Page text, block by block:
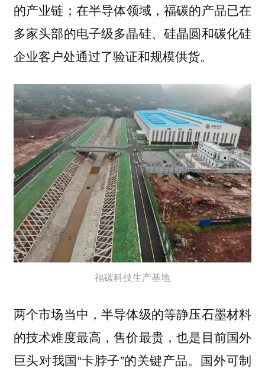
的产业链；在半导体领域，福碳的产品已在
多家头部的电子级多晶硅、硅晶圆和碳化硅
企业客户处通过了验证和规模供货。
福碳科技生产基地
两个市场当中，半导体级的等静压石墨材料
的技术难度最高，售价最贵，也是目前国外
巨头对我国“卡脖子”的关键产品。国外可制